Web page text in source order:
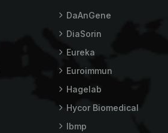
DaAnGene
DiaSorin
Eureka
Euroimmun
Hagelab
Hycor Biomedical
Ibmp